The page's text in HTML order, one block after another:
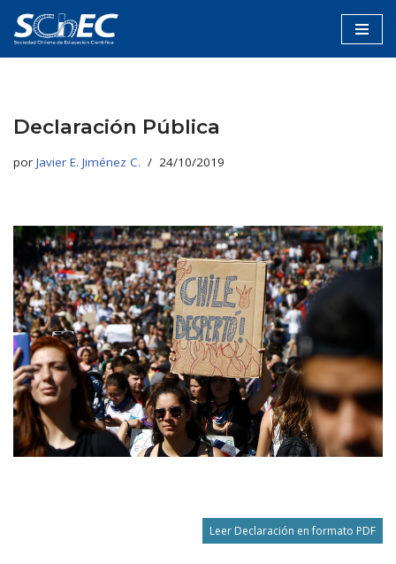
Saltar
Declaración Pública
por Javier E. Jiménez C. 24/10/2019
Leer Declaración en formato PDF